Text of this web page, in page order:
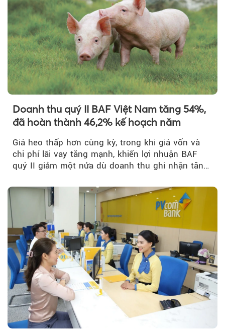
Doanh thu quý II BAF Việt Nam tăng 54%,
đã hoàn thành 46,2% kế hoạch năm
Giá heo thấp hơn cùng kỳ, trong khi giá vốn và
chi phí lãi vay tăng mạnh, khiến lợi nhuận BAF
quý II giảm một nửa dù doanh thu ghi nhận tăng